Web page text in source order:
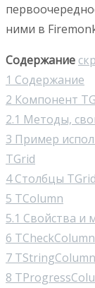
ними в
Содержание
1 Содержание
2 Компонент
2.1 Методы,
3 Пример
TGrid
4 Столбцы TGrid
5 TColumn
5.1 Свойства и
6 TCheckColumn
7 TStringColumn
8